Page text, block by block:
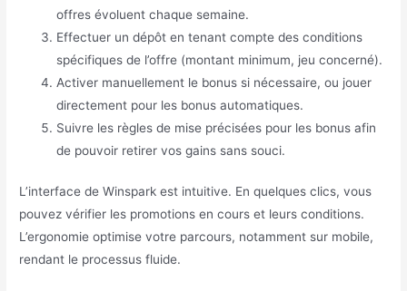
offres évoluent chaque semaine.
Effectuer un dépôt en tenant compte des conditions
spécifiques de l’offre (montant minimum, jeu concerné).
Activer manuellement le bonus si nécessaire, ou jouer
directement pour les bonus automatiques.
Suivre les règles de mise précisées pour les bonus afin
de pouvoir retirer vos gains sans souci.
L’interface de Winspark est intuitive. En quelques clics, vous
pouvez vérifier les promotions en cours et leurs conditions.
L’ergonomie optimise votre parcours, notamment sur mobile,
rendant le processus fluide.